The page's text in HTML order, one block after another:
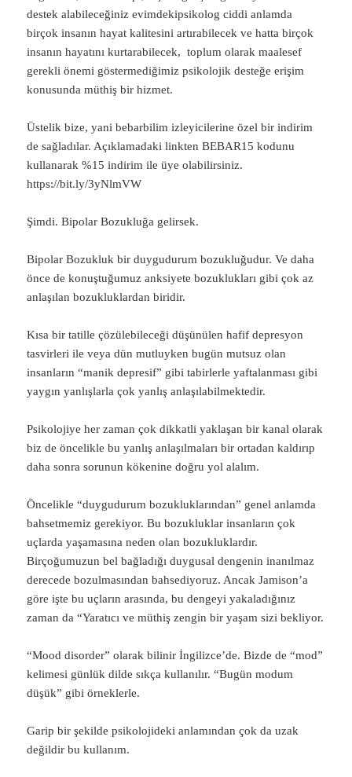
destek alabileceğiniz evimdekipsikolog ciddi anlamda
birçok insanın hayat kalitesini artırabilecek ve hatta birçok
insanın hayatını kurtarabilecek, toplum olarak maalesef
gerekli önemi göstermediğimiz psikolojik desteğe erişim
konusunda müthiş bir hizmet.
Üstelik bize, yani bebarbilim izleyicilerine özel bir indirim
de sağladılar. Açıklamadaki linkten BEBAR15 kodunu
kullanarak %15 indirim ile üye olabilirsiniz.
https://bit.ly/3yNlmVW
Şimdi. Bipolar Bozukluğa gelirsek.
Bipolar Bozukluk bir duygudurum bozukluğudur. Ve daha
önce de konuştuğumuz anksiyete bozuklukları gibi çok az
anlaşılan bozukluklardan biridir.
Kısa bir tatille çözülebileceği düşünülen hafif depresyon
tasvirleri ile veya dün mutluyken bugün mutsuz olan
insanların “manik depresif” gibi tabirlerle yaftalanması gibi
yaygın yanlışlarla çok yanlış anlaşılabilmektedir.
Psikolojiye her zaman çok dikkatli yaklaşan bir kanal olarak
biz de öncelikle bu yanlış anlaşılmaları bir ortadan kaldırıp
daha sonra sorunun kökenine doğru yol alalım.
Öncelikle “duygudurum bozukluklarından” genel anlamda
bahsetmemiz gerekiyor. Bu bozukluklar insanların çok
uçlarda yaşamasına neden olan bozukluklardır.
Birçoğumuzun bel bağladığı duygusal dengenin inanılmaz
derecede bozulmasından bahsediyoruz. Ancak Jamison’a
göre işte bu uçların arasında, bu dengeyi yakaladığınız
zaman da “Yaratıcı ve müthiş zengin bir yaşam sizi bekliyor.
“Mood disorder” olarak bilinir İngilizce’de. Bizde de “mod”
kelimesi günlük dilde sıkça kullanılır. “Bugün modum
düşük” gibi örneklerle.
Garip bir şekilde psikolojideki anlamından çok da uzak
değildir bu kullanım.